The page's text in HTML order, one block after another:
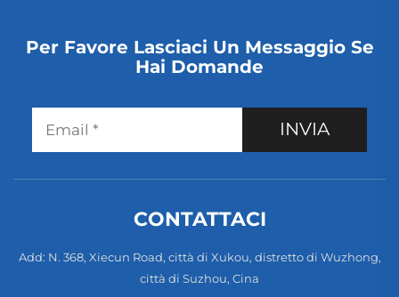
Per Favore Lasciaci Un Messaggio Se
Hai Domande
INVIA
CONTATTACI
Add: N. 368, Xiecun Road, città di Xukou, distretto di Wuzhong,
città di Suzhou, Cina